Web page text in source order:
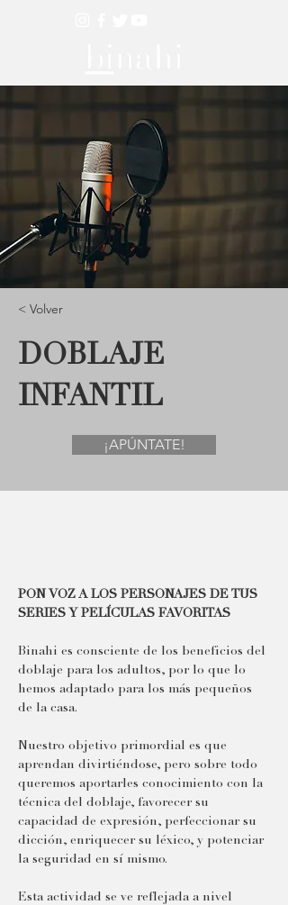
< Volver
DOBLAJE
INFANTIL
¡APÚNTATE!
PON VOZ A LOS PERSONAJES DE TUS
SERIES Y PELÍCULAS FAVORITAS
Binahi es consciente de los beneficios del
doblaje para los adultos, por lo que lo
hemos adaptado para los más pequeños
de la casa.
Nuestro objetivo primordial es que
aprendan divirtiéndose, pero sobre todo
queremos aportarles conocimiento con la
técnica del doblaje, favorecer su
capacidad de expresión, perfeccionar su
dicción, enriquecer su léxico, y potenciar
la seguridad en sí mismo.​
Esta actividad se ve reflejada a nivel